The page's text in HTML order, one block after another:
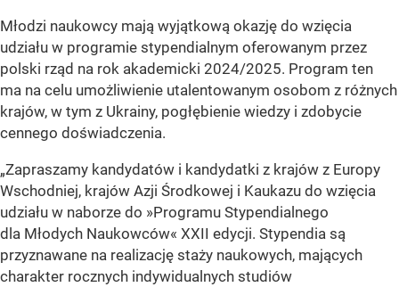
Młodzi naukowcy mają wyjątkową okazję do wzięcia
udziału w programie stypendialnym oferowanym przez
polski rząd na rok akademicki 2024/2025. Program ten
ma na celu umożliwienie utalentowanym osobom z różnych
krajów, w tym z Ukrainy, pogłębienie wiedzy i zdobycie
cennego doświadczenia.
„Zapraszamy kandydatów i kandydatki z krajów z Europy
Wschodniej, krajów Azji Środkowej i Kaukazu do wzięcia
udziału w naborze do »Programu Stypendialnego
dla Młodych Naukowców« XXII edycji. Stypendia są
przyznawane na realizację staży naukowych, mających
charakter rocznych indywidualnych studiów